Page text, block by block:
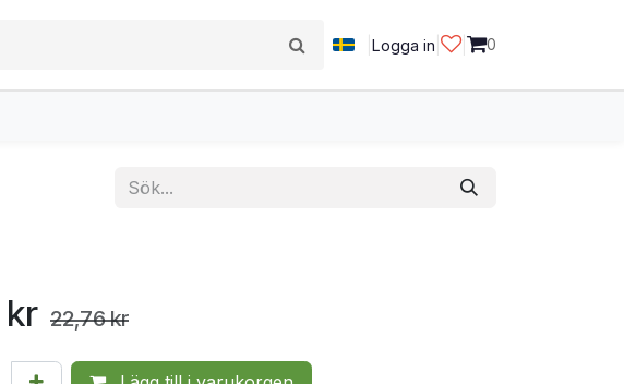
Logga in | 0
kr 22,76kr